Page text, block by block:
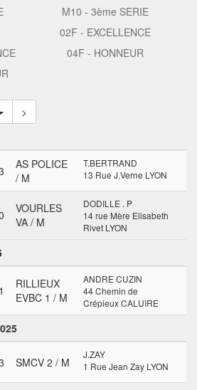
M10 - 3ème SERIE
02F - EXCELLENCE
04F - HONNEUR
>
AS POLICE
/ M
T.BERTRAND
13 Rue J.Verne LYON
VOURLES
VA / M
DODILLE . P
14 rue Mère Elisabeth
Rivet LYON
1
RILLIEUX
EVBC 1 / M
ANDRE CUZIN
44 Chemin de
Crépieux CALUIRE
SMCV 2 / M
J.ZAY
1 Rue Jean Zay LYON